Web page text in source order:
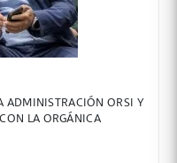
ADMINISTRACIÓN ORSI Y
LA ORGÁNICA